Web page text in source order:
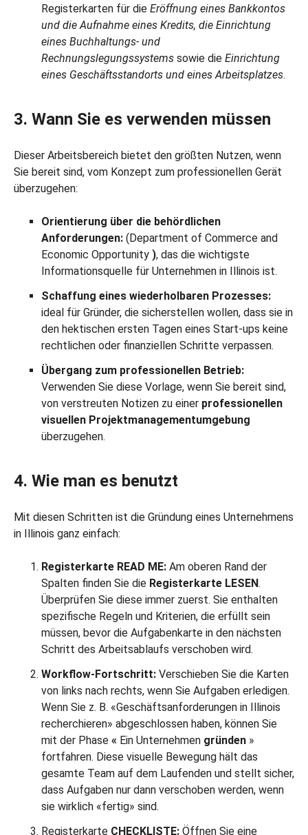
Registerkarten für die Eröffnung eines Bankkontos
und die Aufnahme eines Kredits, die Einrichtung
eines Buchhaltungs- und
Rechnungslegungssystems sowie die Einrichtung
eines Geschäftsstandorts und eines Arbeitsplatzes.
3. Wann Sie es verwenden müssen
Dieser Arbeitsbereich bietet den größten Nutzen, wenn
Sie bereit sind, vom Konzept zum professionellen Gerät
überzugehen:
Orientierung über die behördlichen
Anforderungen: (Department of Commerce and
Economic Opportunity ), das die wichtigste
Informationsquelle für Unternehmen in Illinois ist.
Schaffung eines wiederholbaren Prozesses:
ideal für Gründer, die sicherstellen wollen, dass sie in
den hektischen ersten Tagen eines Start-ups keine
rechtlichen oder finanziellen Schritte verpassen.
Übergang zum professionellen Betrieb:
Verwenden Sie diese Vorlage, wenn Sie bereit sind,
von verstreuten Notizen zu einer professionellen
visuellen Projektmanagementumgebung
überzugehen.
4. Wie man es benutzt
Mit diesen Schritten ist die Gründung eines Unternehmens
in Illinois ganz einfach:
Registerkarte READ ME: Am oberen Rand der
Spalten finden Sie die Registerkarte LESEN.
Überprüfen Sie diese immer zuerst. Sie enthalten
spezifische Regeln und Kriterien, die erfüllt sein
müssen, bevor die Aufgabenkarte in den nächsten
Schritt des Arbeitsablaufs verschoben wird.
Workflow-Fortschritt: Verschieben Sie die Karten
von links nach rechts, wenn Sie Aufgaben erledigen.
Wenn Sie z. B. «Geschäftsanforderungen in Illinois
recherchieren» abgeschlossen haben, können Sie
mit der Phase « Ein Unternehmen gründen »
fortfahren. Diese visuelle Bewegung hält das
gesamte Team auf dem Laufenden und stellt sicher,
dass Aufgaben nur dann verschoben werden, wenn
sie wirklich «fertig» sind.
Registerkarte CHECKLISTE: Öffnen Sie eine